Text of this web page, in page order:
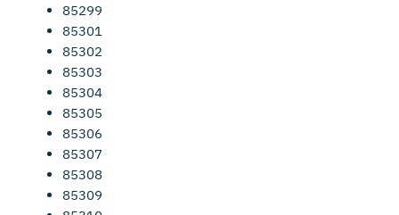
85299
85301
85302
85303
85304
85305
85306
85307
85308
85309